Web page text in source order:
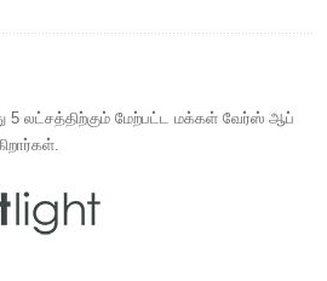
5 லட்சத்திற்கும் மேற்பட்ட மக்கள் வேர்ஸ் ஆப்